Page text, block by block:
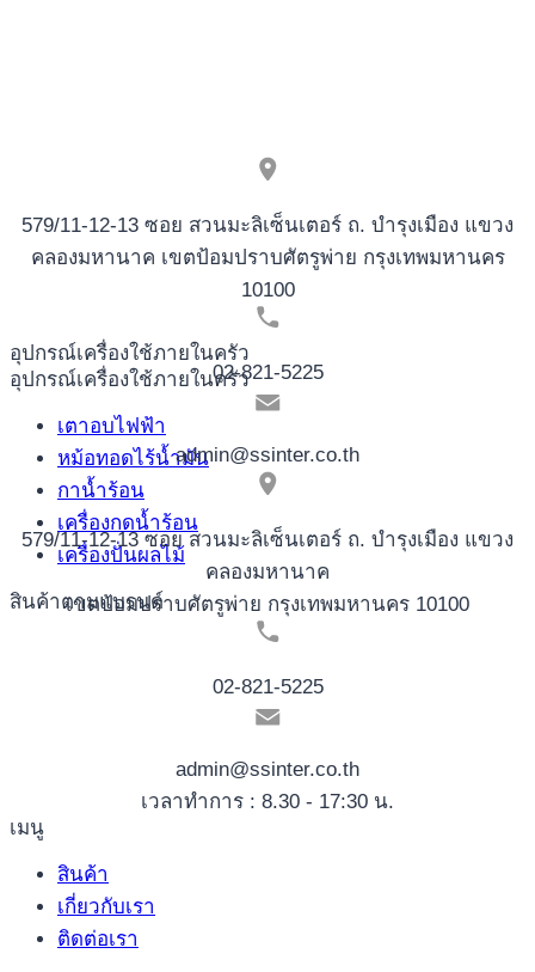
อุปกรณ์เครื่องใช้ภายในครัว
อุปกรณ์เครื่องใช้ภายในครัว
เตาอบไฟฟ้า
หม้อทอดไร้น้ำมัน
กาน้ำร้อน
เครื่องกดน้ำร้อน
เครื่องปั่นผลไม้
สินค้าตามแบรนด์
579/11-12-13 ซอย สวนมะลิเซ็นเตอร์ ถ. บำรุงเมือง แขวง
คลองมหานาค เขตป้อมปราบศัตรูพ่าย กรุงเทพมหานคร
10100
02-821-5225
admin@ssinter.co.th
579/11-12-13 ซอย สวนมะลิเซ็นเตอร์ ถ. บำรุงเมือง แขวง
คลองมหานาค
เขตป้อมปราบศัตรูพ่าย กรุงเทพมหานคร 10100
02-821-5225
admin@ssinter.co.th
เวลาทำการ : 8.30 - 17:30 น.
เมนู
สินค้า
เกี่ยวกับเรา
ติดต่อเรา